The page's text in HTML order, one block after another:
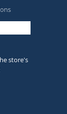
store's